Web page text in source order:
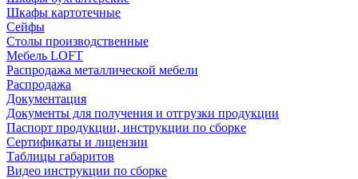
Шкафы картотечные
Сейфы
Столы производственные
Мебель LOFT
Распродажа металлической мебели
Распродажа
Документация
Документы для получения и отгрузки продукции
Паспорт продукции, инструкции по сборке
Сертификаты и лицензии
Таблицы габаритов
Видео инструкции по сборке